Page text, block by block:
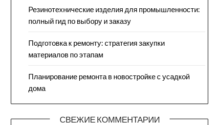
Резинотехнические изделия для промышленности:
полный гид по выбору и заказу
Подготовка к ремонту: стратегия закупки
материалов по этапам
Планирование ремонта в новостройке с усадкой
дома
СВЕЖИЕ КОММЕНТАРИИ